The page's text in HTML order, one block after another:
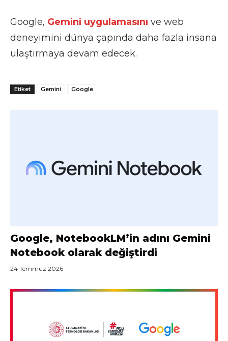
Google, Gemini uygulamasını ve web
deneyimini dünya çapında daha fazla insana
ulaştırmaya devam edecek.
Etiket Gemini Google
Google, NotebookLM’in adını Gemini
Notebook olarak değiştirdi
24 Temmuz 2026